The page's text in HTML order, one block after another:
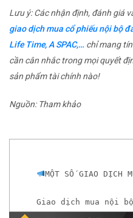
Lưu ý: Các nhận định, đánh giá
giao dịch mua cổ phiếu nội bộ
Life Time, A SPAC,… chỉ mang
cần cân nhắc trong mọi quyết
sản phẩm tài chính nào!
Nguồn: Tham khảo
MỘT SỐ GIAO DỊCH
Giao dịch mua nội